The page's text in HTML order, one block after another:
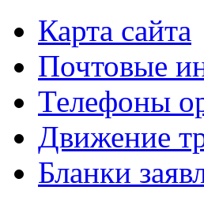
Карта сайта
Почтовые
Телефоны
Движение
Бланки